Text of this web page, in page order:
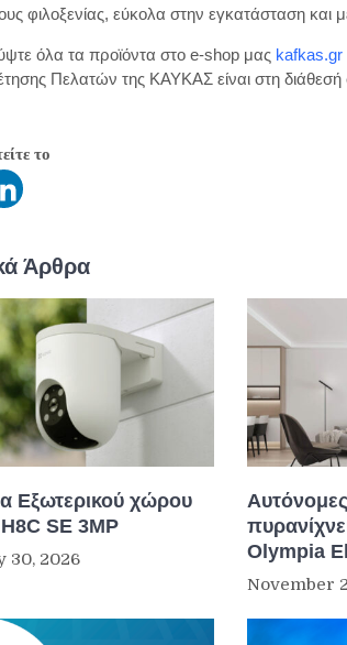
φιλοξενίας, εύκολα στην εγκατάσταση και
όλα τα προϊόντα στο e-shop μας kafkas.gr
Πελατών της ΚΑΥΚΑΣ είναι στη
το
Άρθρα
Εξωτερικού χώρου
SE 3MP
30, 2026
Olympia
November